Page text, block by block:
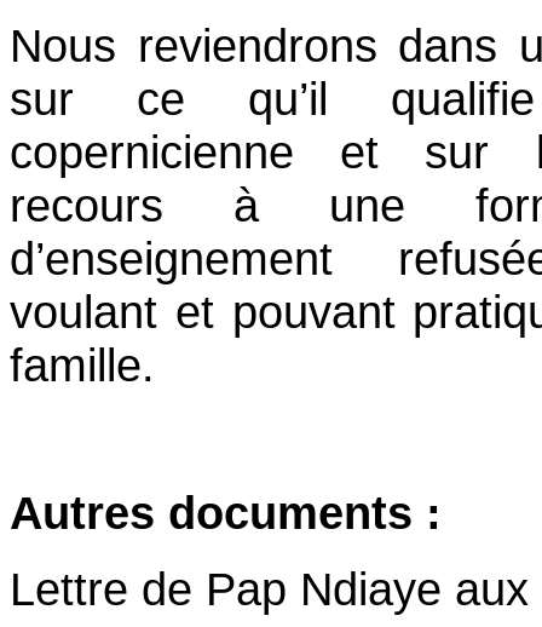
Nous reviendrons dans
sur ce qu’il
copernicienne et sur
recours à une
d’enseignement
voulant et pouvant
famille.
Autres documents :
Lettre de Pap Ndiaye